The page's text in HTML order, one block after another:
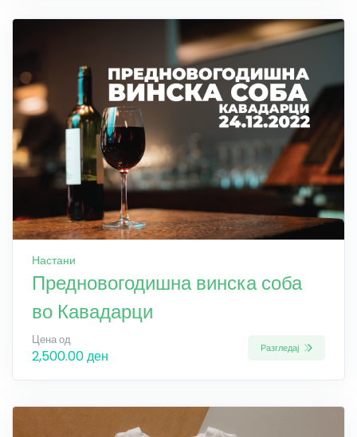
Настани
Предновогодишна винска соба
во Кавадарци
Цена од
2,500.00 ден Разгледај